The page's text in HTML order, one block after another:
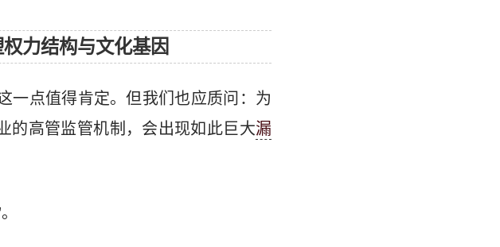
力结构与文化基因
一点值得肯定。但我们也应质问：为
的高管监管机制，会出现如此巨大漏